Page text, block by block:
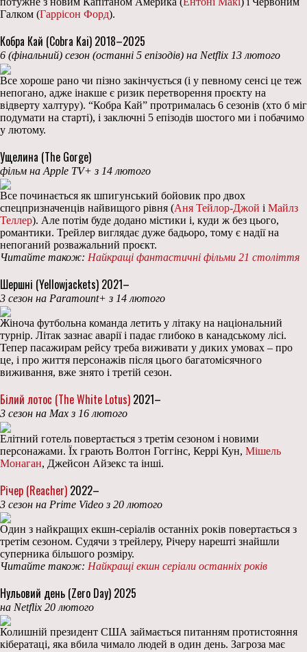
Галком (Гаррісон Форд).
Кобра Кай (Cobra Kai) 2018–2025
6 (фінальний) сезон (останні 5 епізодів) на Netflix 13 лютого
Все хороше рано чи пізно закінчується (і у певному сенсі це теж
непогано, адже інакше є ризик перетворення проєкту на
відверту халтуру). “Кобра Кай” протрималась 6 сезонів (хто б міг
подумати на старті), і заключні 5 епізодів шостого ми і побачимо
у лютому.
Ущелина (The Gorge)
фільм на Apple TV+ з 14 лютого
Все починається як шпигунський бойовик про двох
спецпризначенців найвищого рівня (Аня Тейлор-Джой і Майлз
Теллер). Але потім буде додано містики і, куди ж без цього,
романтики. Трейлер виглядає дуже бадьоро, тому є надії на
непоганий розважальний проєкт.
Читайте також: Найкращі фантастичні фільми 21 століття
Шершні (Yellowjackets) 2021–
3 сезон на Paramount+ з 14 лютого
Жіноча футбольна команда летить у літаку на національний
турнір. Літак зазнає аварії і падає глибоко в канадському лісі.
Тепер пасажирам рейсу треба виживати у диких умовах – про
це, і про життя персонажів після цього багатомісячного
виживання, вже знято і третій сезон.
Білий лотос (The White Lotus) 2021–
3 сезон на Max з 16 лютого
Елітний готель повертається з третім сезоном і новими
персонажами. Їх грають Волтон Гоггінс, Керрі Кун, Мішель
Монаган, Джейсон Айзекс та інші.
Річер (Reacher) 2022–
3 сезон на Prime Video з 20 лютого
Один з найкращих екшн-серіалів останніх років повертається з
третім сезоном. Судячи з трейлеру, Річеру нарешті знайшли
суперника більшого розміру.
Читайте також: Найкращі екшн серіали останніх років
Нульовий день (Zero Day) 2025
на Netflix 20 лютого
Колишній президент США займається питанням протистояння
кібератаці, яка вбила чимало людей в один день. Загроза має